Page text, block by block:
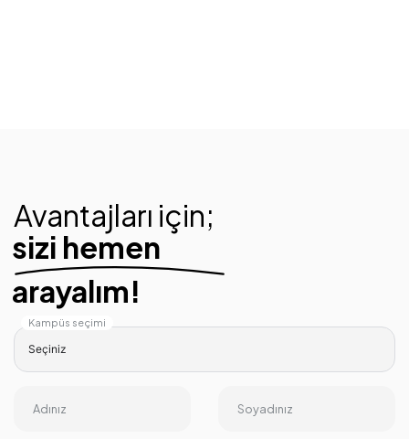
Avantajları için;
sizi hemen
arayalım!
Kampüs seçimi
Adınız Soyadınız